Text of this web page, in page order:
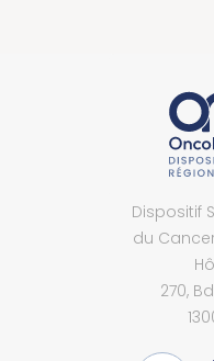
Dispositif
du
270,